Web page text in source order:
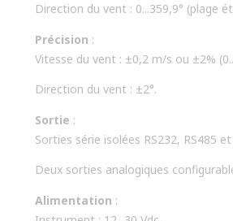
Direction du vent : 0...359,9° (plage
Précision :
Vitesse du vent : ±0,2 m/s ou ±2%
Direction du vent : ±2°.
Sortie :
Sorties série isolées RS232, RS485
Deux sorties analogiques
Alimentation :